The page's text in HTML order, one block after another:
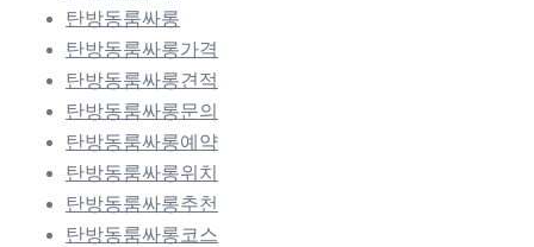
탄방동룸싸롱
탄방동룸싸롱가격
탄방동룸싸롱견적
탄방동룸싸롱문의
탄방동룸싸롱예약
탄방동룸싸롱위치
탄방동룸싸롱추천
탄방동룸싸롱코스